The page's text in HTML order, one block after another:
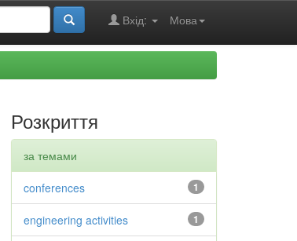
Мова
Вхід:
Розкриття
за темами
1
conferences
1
engineering activities